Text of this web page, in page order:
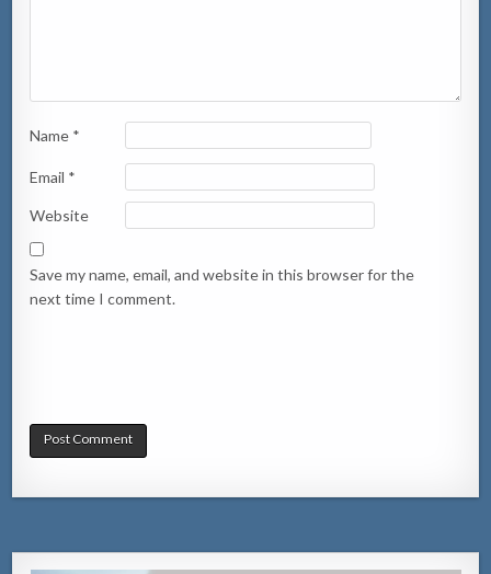
Name *
Email *
Website
Save my name, email, and website in this browser for the
next time I comment.